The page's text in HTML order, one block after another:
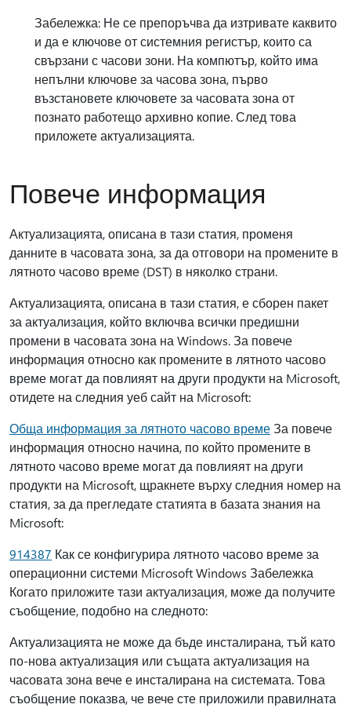
Забележка: Не се препоръчва да изтривате каквито
и да е ключове от системния регистър, които са
свързани с часови зони. На компютър, който има
непълни ключове за часова зона, първо
възстановете ключовете за часовата зона от
познато работещо архивно копие. След това
приложете актуализацията.
Повече информация
Актуализацията, описана в тази статия, променя
данните в часовата зона, за да отговори на промените в
лятното часово време (DST) в няколко страни.
Актуализацията, описана в тази статия, е сборен пакет
за актуализация, който включва всички предишни
промени в часовата зона на Windows. За повече
информация относно как промените в лятното часово
време могат да повлияят на други продукти на Microsoft,
отидете на следния уеб сайт на Microsoft:
Обща информация за лятното часово времеЗа повече
информация относно начина, по който промените в
лятното часово време могат да повлияят на други
продукти на Microsoft, щракнете върху следния номер на
статия, за да прегледате статията в базата знания на
Microsoft:
914387 Как се конфигурира лятното часово време за
операционни системи Microsoft Windows Забележка
Когато приложите тази актуализация, може да получите
съобщение, подобно на следното:
Актуализацията не може да бъде инсталирана, тъй като
по-нова актуализация или същата актуализация на
часовата зона вече е инсталирана на системата. Това
съобщение показва, че вече сте приложили правилната